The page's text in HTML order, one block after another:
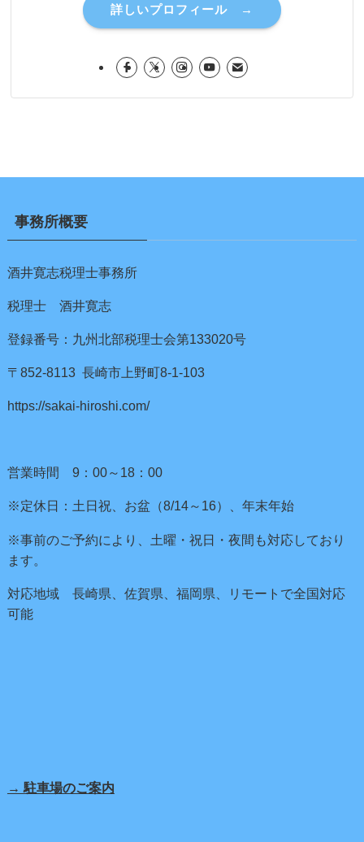
詳しいプロフィール →
事務所概要
酒井寛志税理士事務所
税理士 酒井寛志
登録番号：九州北部税理士会第133020号
〒852-8113 長崎市上野町8-1-103
https://sakai-hiroshi.com/
営業時間 9：00～18：00
※定休日：土日祝、お盆（8/14～16）、年末年始
※事前のご予約により、土曜・祝日・夜間も対応しており
ます。
対応地域 長崎県、佐賀県、福岡県、リモートで全国対応
可能
→ 駐車場のご案内